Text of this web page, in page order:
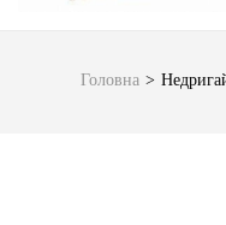
Головна >